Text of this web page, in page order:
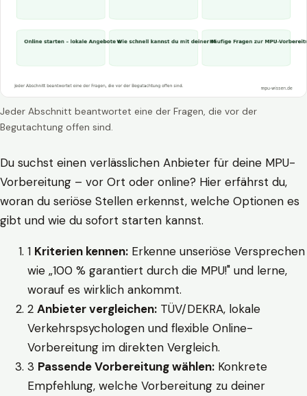
Jeder Abschnitt beantwortet eine der Fragen, die vor der
Begutachtung offen sind.
Du suchst einen verlässlichen Anbieter für deine MPU-
Vorbereitung – vor Ort oder online? Hier erfährst du,
woran du seriöse Stellen erkennst, welche Optionen es
gibt und wie du sofort starten kannst.
1 Kriterien kennen: Erkenne unseriöse Versprechen
wie „100 % garantiert durch die MPU!" und lerne,
worauf es wirklich ankommt.
2 Anbieter vergleichen: TÜV/DEKRA, lokale
Verkehrspsychologen und flexible Online-
Vorbereitung im direkten Vergleich.
3 Passende Vorbereitung wählen: Konkrete
Empfehlung, welche Vorbereitung zu deiner